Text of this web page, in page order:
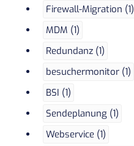
Firewall-Migration (1)
MDM (1)
Redundanz (1)
besuchermonitor (1)
BSI (1)
Sendeplanung (1)
Webservice (1)